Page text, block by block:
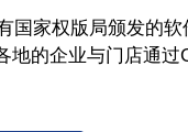
国家权版局颁发的
地的企业与门店通过